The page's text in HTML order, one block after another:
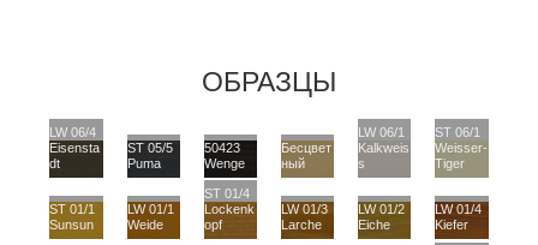
ОБРАЗЦЫ
LW 06/4
Eisensta
dt
ST 05/5
Puma
50423
Wenge
Бесцвет
ный
LW 06/1
Kalkweis
s
ST 06/1
Weisser-
Tiger
ST 01/1
Sunsun
LW 01/1
Weide
ST 01/4
Lockenk
opf
LW 01/3
Larche
LW 01/2
Eiche
LW 01/4
Kiefer